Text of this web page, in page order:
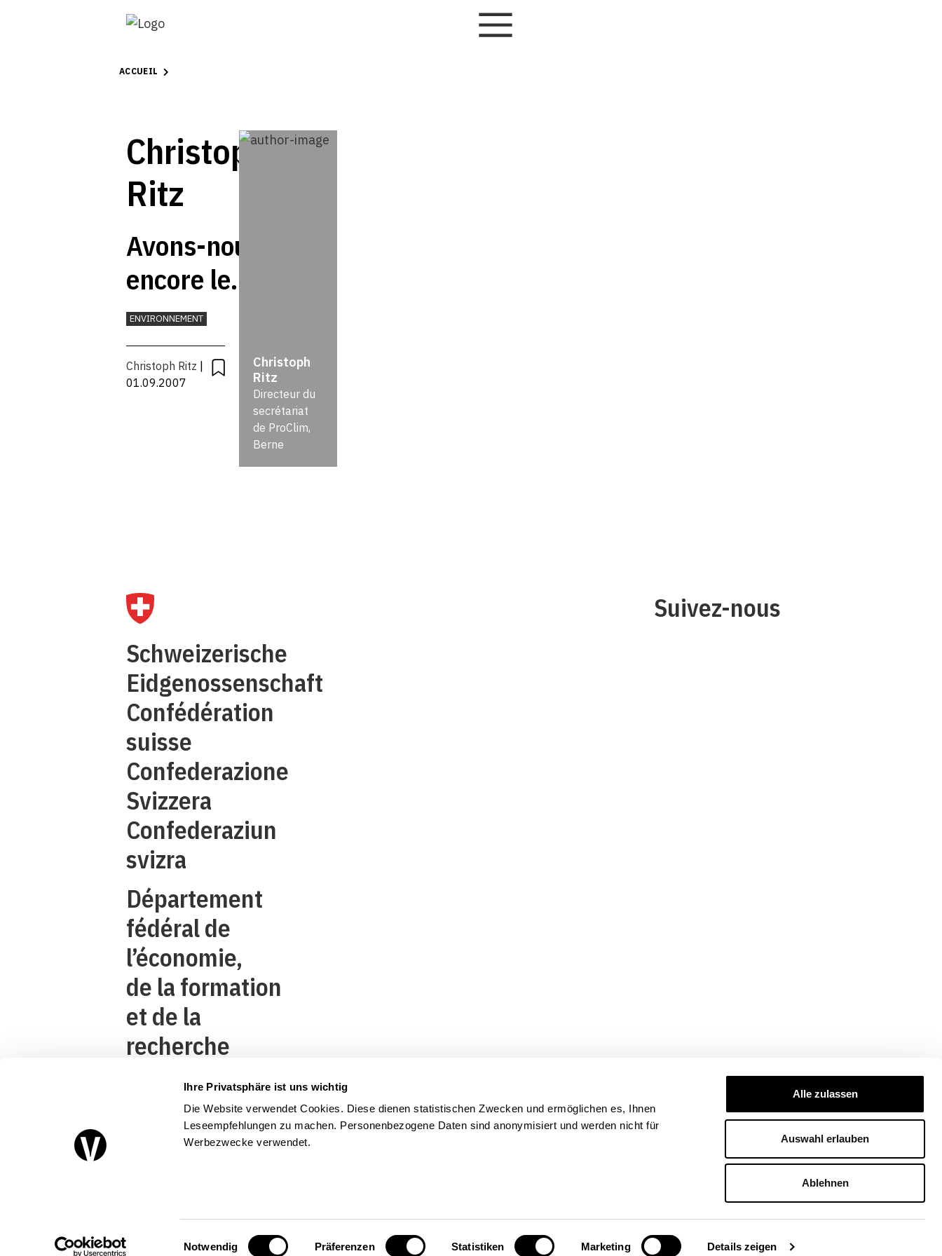
Ihre Privatsphäre ist uns wichtig
Die Website verwendet Cookies. Diese dienen statistischen Zwecken und ermöglichen es, Ihnen
Leseempfehlungen zu machen. Personenbezogene Daten sind anonymisiert und werden nicht für
Werbezwecke verwendet.
Einwilligungsauswahl
Notwendig Präferenzen Statistiken Marketing Details zeigen
Alle zulassen
Auswahl erlauben
Ablehnen
ACCUEIL
Christoph
Ritz
Avons-nous
encore le
temps de
désamorcer
le problème
ENVIRONNEMENT
Christoph Ritz
01.09.2007
Christoph
Ritz
Directeur du
secrétariat
de ProClim,
Berne
Schweizerische
Eidgenossenschaft
Confédération
suisse
Confederazione
Svizzera
Confederaziun
svizra
Département
fédéral de
l’économie,
de la formation
et de la
recherche
Secrétariat
d’Etat à
Suivez-nous